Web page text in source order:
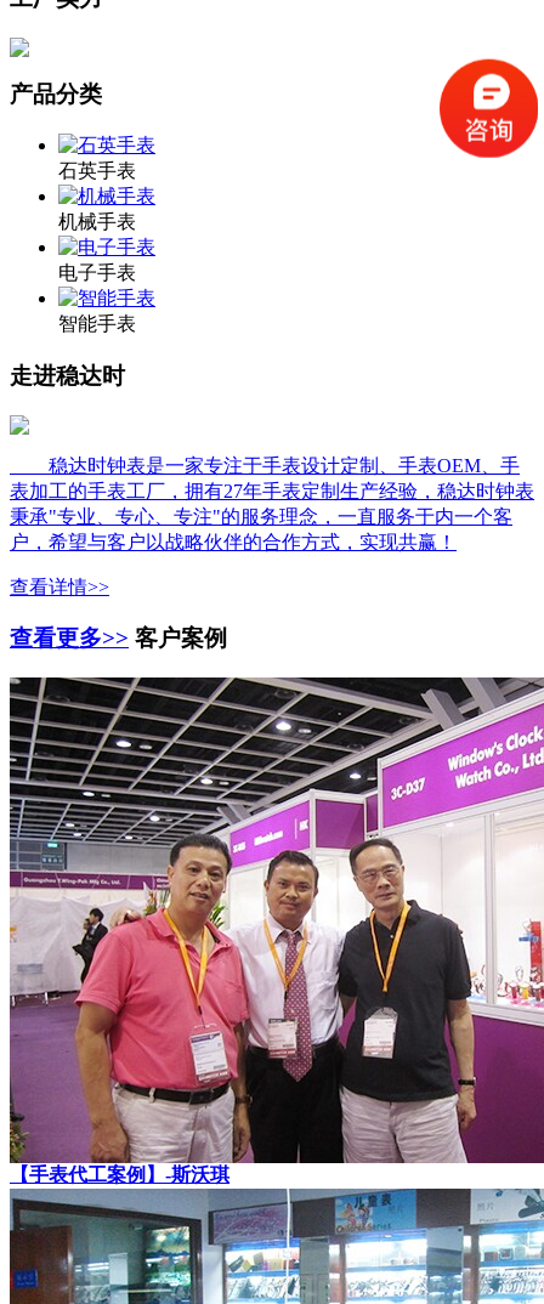
产品分类
石英手表
机械手表
电子手表
智能手表
走进稳达时
稳达时钟表是一家专注于手表设计定制、手表OEM、手
表加工的手表工厂，拥有27年手表定制生产经验，稳达时钟表
秉承"专业、专心、专注"的服务理念，一直服务于内一个客
户，希望与客户以战略伙伴的合作方式，实现共赢！
查看详情>>
查看更多>> 客户案例
【手表代工案例】-斯沃琪